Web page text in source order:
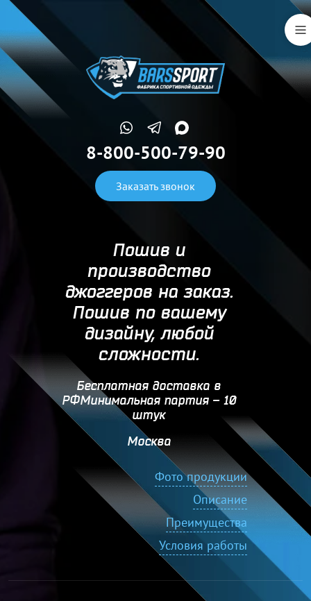
8-800-500-79-90
Заказать звонок
Пошив и
производство
джоггеров на заказ.
Пошив по вашему
дизайну, любой
сложности.
Бесплатная доставка в
РФМинимальная партия – 10
штук
Москва
Фото продукции
Описание
Преимущества
Условия работы